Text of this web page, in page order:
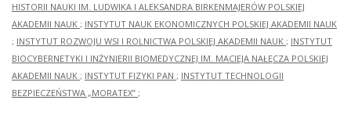
HISTORII NAUKI IM. LUDWIKA I ALEKSANDRA BIRKENMAJERÓW POLSKIEJ
AKADEMII NAUK ; INSTYTUT NAUK EKONOMICZNYCH POLSKIEJ AKADEMII NAUK
; INSTYTUT ROZWOJU WSI I ROLNICTWA POLSKIEJ AKADEMII NAUK ; INSTYTUT
BIOCYBERNETYKI I INŻYNIERII BIOMEDYCZNEJ IM. MACIEJA NAŁĘCZA POLSKIEJ
AKADEMII NAUK ; INSTYTUT FIZYKI PAN ; INSTYTUT TECHNOLOGII
BEZPIECZEŃSTWA „MORATEX” ;